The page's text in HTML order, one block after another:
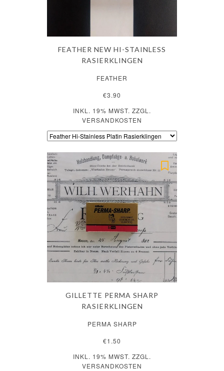
FEATHER NEW HI-STAINLESS
RASIERKLINGEN
FEATHER
€3.90
INKL. 19% MWST. ZZGL.
VERSANDKOSTEN
GILLETTE PERMA SHARP
RASIERKLINGEN
PERMA SHARP
€1.50
INKL. 19% MWST. ZZGL.
VERSANDKOSTEN